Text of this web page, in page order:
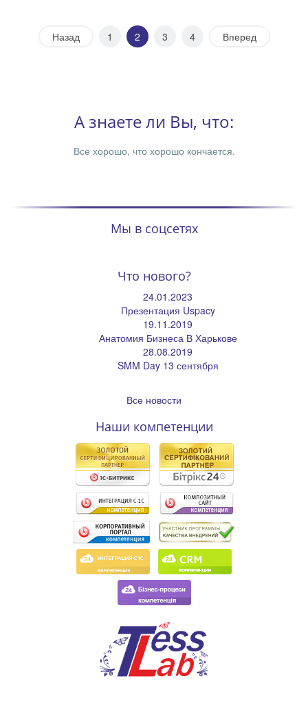
Назад 1 2 3 4 Вперед
А знаете ли Вы, что:
Все хорошо, что хорошо кончается.
Мы в соцсетях
Что нового?
24.01.2023
Презентация Uspacy
19.11.2019
Анатомия Бизнеса В Харькове
28.08.2019
SMM Day 13 сентября
Все новости
Наши компетенции